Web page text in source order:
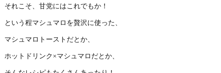
それこそ、甘党にはこれでもか！
という程マシュマロを贅沢に使った、
マシュマロトーストだとか、
ホットドリンク×マシュマロだとか、